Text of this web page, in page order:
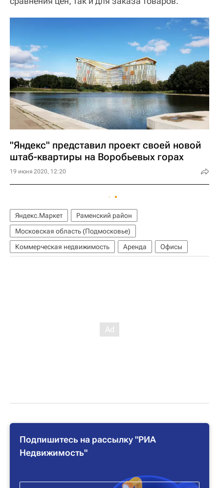
"Яндекс" представил проект своей новой
штаб-квартиры на Воробьевых горах
19 июня 2020, 12:20
Яндекс.Маркет
Раменский район
Московская область (Подмосковье)
Коммерческая недвижимость
Аренда Офисы
Подпишитесь на рассылку "РИА
Недвижимость"